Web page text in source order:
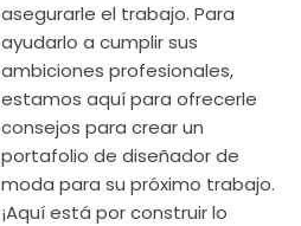
asegurarle el trabajo. Para
ayudarlo a cumplir sus
ambiciones profesionales,
estamos aquí para ofrecerle
consejos para crear un
portafolio de diseñador de
moda para su próximo trabajo.
¡Aquí está por construir lo